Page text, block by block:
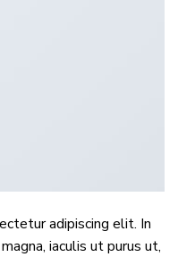
adipiscing elit. In
iaculis ut purus ut,